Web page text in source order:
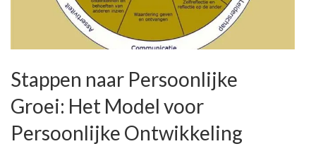
Stappen naar Persoonlijke
Groei: Het Model voor
Persoonlijke Ontwikkeling